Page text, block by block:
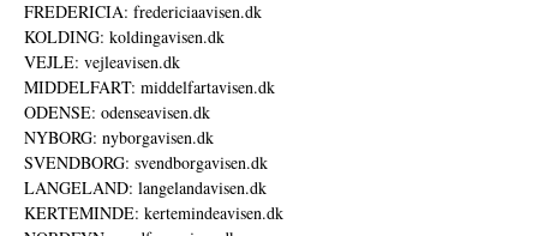
FREDERICIA: fredericiaavisen.dk
KOLDING: koldingavisen.dk
VEJLE: vejleavisen.dk
MIDDELFART: middelfartavisen.dk
ODENSE: odenseavisen.dk
NYBORG: nyborgavisen.dk
SVENDBORG: svendborgavisen.dk
LANGELAND: langelandavisen.dk
KERTEMINDE: kertemindeavisen.dk